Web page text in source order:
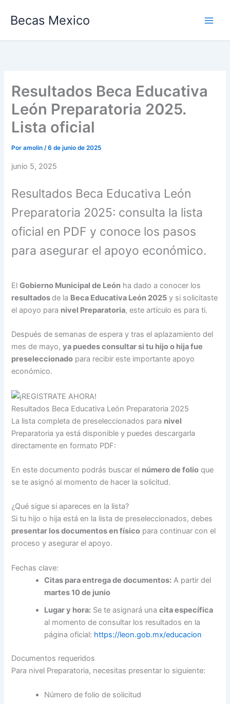
Becas Mexico
Resultados Beca Educativa
León Preparatoria 2025.
Lista oficial
Poramolin/6 de junio de 2025
junio 5, 2025
Resultados Beca Educativa León
Preparatoria 2025: consulta la lista
oficial en PDF y conoce los pasos
para asegurar el apoyo económico.
ElGobierno Municipal de León ha dado a conocer los
resultadosde la Beca Educativa León 2025 y si solicitaste
el apoyo para nivel Preparatoria, este artículo es para ti.
Después de semanas de espera y tras el aplazamiento del
mes de mayo,ya puedes consultar si tu hijo o hija fue
preseleccionado para recibir este importante apoyo
económico.
Resultados Beca Educativa León Preparatoria 2025
La lista completa de preseleccionados para nivel
Preparatoria ya está disponible y puedes descargarla
directamente en formato PDF:
En este documento podrás buscar el número de folio que
se te asignó al momento de hacer la solicitud.
¿Qué sigue si apareces en la lista?
Si tu hijo o hija está en la lista de preseleccionados, debes
presentar los documentos en físico para continuar con el
proceso y asegurar el apoyo.
Fechas clave:
Citas para entrega de documentos: A partir del
martes 10 de junio
Lugar y hora: Se te asignará unacita específica
al momento de consultar los resultados en la
página oficial: https://leon.gob.mx/educacion
Documentos requeridos
Para nivel Preparatoria, necesitas presentar lo siguiente:
Número de folio de solicitud